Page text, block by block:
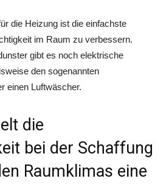
die Heizung ist die einfachste
im Raum zu verbessern.
gibt es noch elektrische
den sogenannten
einen Luftwäscher.
die
bei der Schaffung
Raumklimas eine